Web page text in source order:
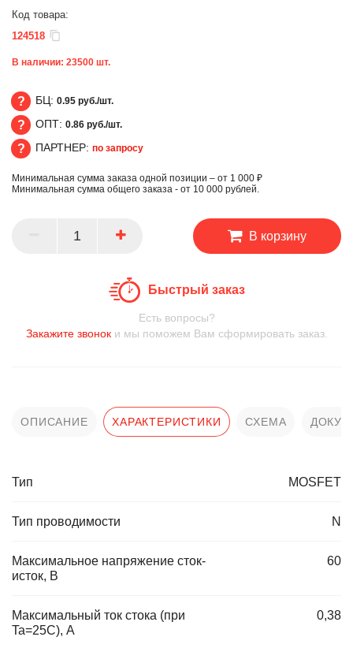
Код товара:
124518
В наличии: 23500 шт.
БЦ
БЦ: 0.95 руб./шт.
ОПТ
ОПТ: 0.86 руб./шт.
ПАРТНЕР
ПАРТНЕР: по запросу
Минимальная сумма заказа одной позиции – от 1 000 ₽
Минимальная сумма общего заказа - от 10 000 рублей.
В корзину
Быстрый заказ
Есть вопросы?
Закажите звоноки мы поможем Вам сформировать заказ.
ОПИСАНИЕ ХАРАКТЕРИСТИКИ СХЕМА
Тип MOSFET
Тип проводимости N
Максимальное напряжение сток-
исток, В
60
Максимальный ток стока (при
Ta=25C), А
0,38